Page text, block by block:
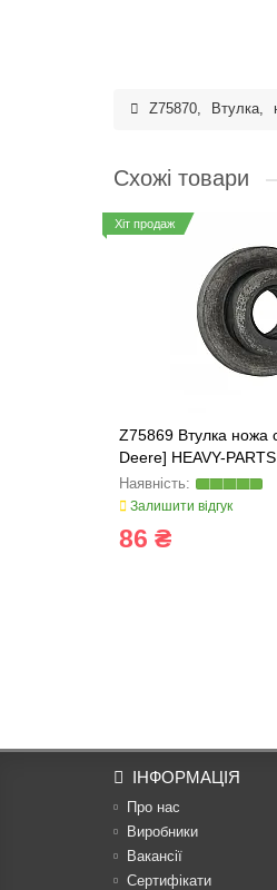
Z75870, Втулка,
Схожі товари
Хіт продаж
Z75869 Втулка ножа
Deere] HEAVY-
Залишити відгук
86 ₴
ІНФОРМАЦІЯ
Про нас
Виробники
Вакансії
Сертифікати